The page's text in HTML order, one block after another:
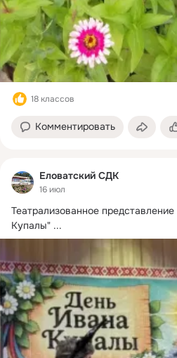
18 классов
Комментировать
Еловатский СДК
16 июл
Театрализованное
Купалы" ...